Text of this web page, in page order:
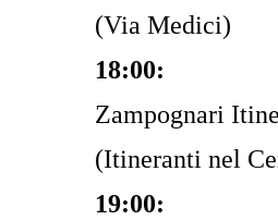
(Via Medici)
18:00:
Zampognari
(Itineranti nel
19:00: